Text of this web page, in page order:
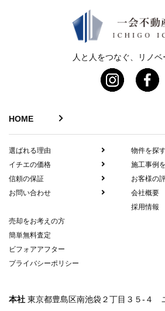
人と人をつなぐ、リノベ
HOME
選ばれる理由
イチエの価格
信頼の保証
お問い合わせ
物件を探
施工事例
お客様の
会社概要
採用情報
売却をお考えの方
簡単無料査定
ビフォアアフター
プライバシーポリシー
本社 東京都豊島区南池袋２丁目３５-４